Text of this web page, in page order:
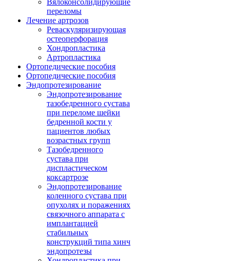
Вялоконсолидирующие
переломы
Лечение артрозов
Реваскуляризирующая
остеоперфорация
Хондропластика
Артропластика
Ортопедические пособия
Ортопедические пособия
Эндопротезирование
Эндопротезирование
тазобедренного сустава
при переломе шейки
бедренной кости у
пациентов любых
возрастных групп
Тазобедренного
сустава при
диспластическом
коксартрозе
Эндопротезирование
коленного сустава при
опухолях и поражениях
связочного аппарата с
имплантацией
стабильных
конструкций типа хинч
эндопротезы